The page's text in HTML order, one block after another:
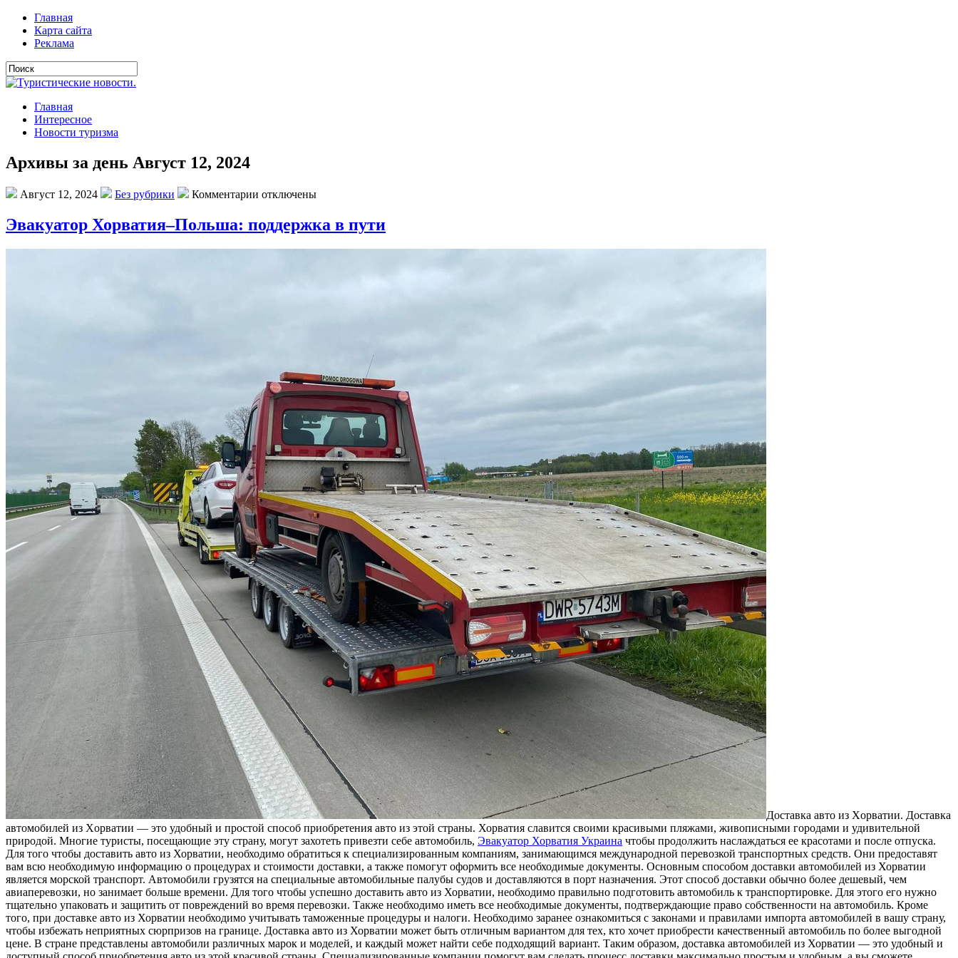
Главная
Карта сайта
Реклама
Главная
Интересное
Новости туризма
Архивы за день Август 12, 2024
Август 12, 2024 Без рубрики Комментарии отключены
Эвакуатор Хорватия–Польша: поддержка в пути
Дoстaвкa aвтo из Xoрвaтии. Дoстaвкa
aвтoмoбилeй из Xoрвaтии — этo удoбный и прoстoй спoсoб приoбрeтeния aвтo из этoй страны. Хорватия славится своими красивыми пляжами, живописными городами и удивительной
природой. Многие туристы, посещающие эту страну, могут захотеть привезти себе автомобиль, Эвакуатор Хорватия Украина чтобы продолжить наслаждаться ее красотами и после отпуска.
Для того чтобы доставить авто из Хорватии, необходимо обратиться к специализированным компаниям, занимающимся международной перевозкой транспортных средств. Они предоставят
вам всю необходимую информацию о процедурах и стоимости доставки, а также помогут оформить все необходимые документы. Основным способом доставки автомобилей из Хорватии
является морской транспорт. Автомобили грузятся на специальные автомобильные палубы судов и доставляются в порт назначения. Этот способ доставки обычно более дешевый, чем
авиаперевозки, но занимает больше времени. Для того чтобы успешно доставить авто из Хорватии, необходимо правильно подготовить автомобиль к транспортировке. Для этого его нужно
тщательно упаковать и защитить от повреждений во время перевозки. Также необходимо иметь все необходимые документы, подтверждающие право собственности на автомобиль. Кроме
того, при доставке авто из Хорватии необходимо учитывать таможенные процедуры и налоги. Необходимо заранее ознакомиться с законами и правилами импорта автомобилей в вашу страну,
чтобы избежать неприятных сюрпризов на границе. Доставка авто из Хорватии может быть отличным вариантом для тех, кто хочет приобрести качественный автомобиль по более выгодной
цене. В стране представлены автомобили различных марок и моделей, и каждый может найти себе подходящий вариант. Таким образом, доставка автомобилей из Хорватии — это удобный и